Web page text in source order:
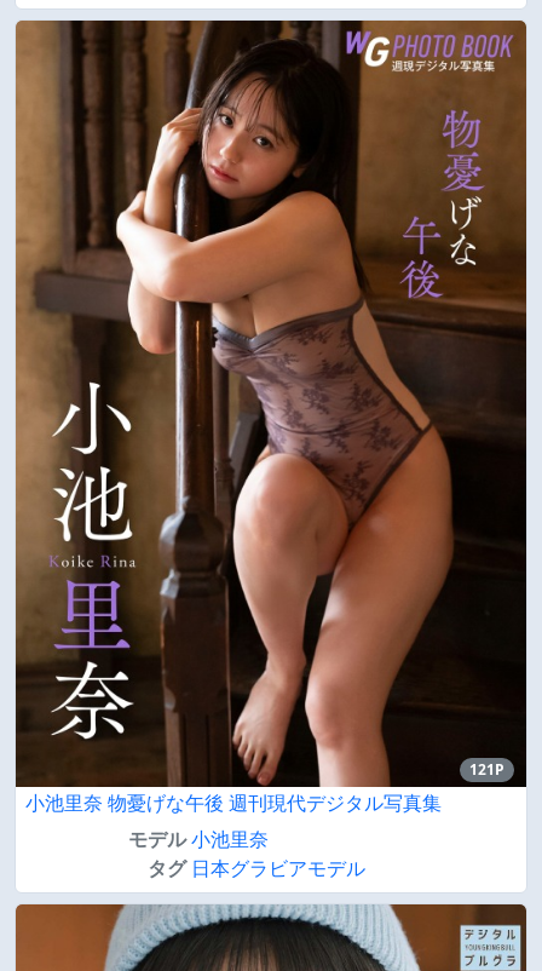
121P
小池里奈 物憂げな午後 週刊現代デジタル写真集
モデル小池里奈
タグ 日本グラビアモデル